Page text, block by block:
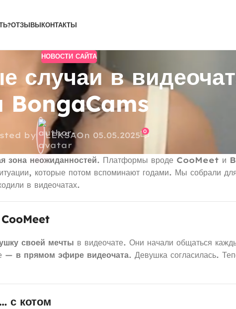
ОТЗЫВЫКОНТАКТЫ
НОВОСТИ САЙТА
в
BongaCams
by LEKSAOn 05.05.2025 0
зона неожиданностей. Платформы вроде CooMeet и
которые потом вспоминают годами. Мы собрали
в видеочатах.
своей мечты в видеочате. Они начали общаться
— в прямом эфире видеочата. Девушка согласилась.
с котом